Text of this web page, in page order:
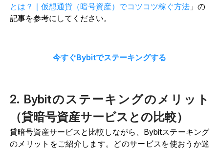
とは？｜仮想通貨（暗号資産）でコツコツ稼ぐ方法 」の
記事を参考にしてください。
今すぐBybitでステーキングする
2. Bybitのステーキングのメリット
（貸暗号資産サービスとの比較）
貸暗号資産サービスと比較しながら、Bybitステーキング
のメリットをご紹介します。どのサービスを使おうか迷